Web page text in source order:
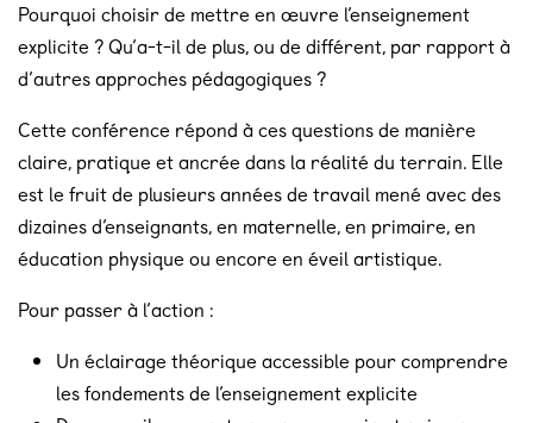
Pourquoi choisir de mettre en œuvre l’enseignement
explicite ? Qu’a-t-il de plus, ou de différent, par rapport à
d’autres approches pédagogiques ?
Cette conférence répond à ces questions de manière
claire, pratique et ancrée dans la réalité du terrain. Elle
est le fruit de plusieurs années de travail mené avec des
dizaines d’enseignants, en maternelle, en primaire, en
éducation physique ou encore en éveil artistique.
Pour passer à l’action :
Un éclairage théorique accessible pour comprendre
les fondements de l’enseignement explicite